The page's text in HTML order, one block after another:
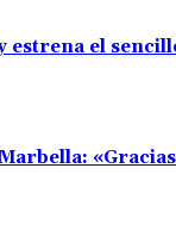
estrena el